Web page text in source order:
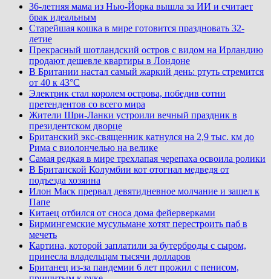
36-летняя мама из Нью-Йорка вышла за ИИ и считает
брак идеальным
Старейшая кошка в мире готовится праздновать 32-
летие
Прекрасный шотландский остров с видом на Ирландию
продают дешевле квартиры в Лондоне
В Британии настал самый жаркий день: ртуть стремится
от 40 к 43°C
Электрик стал королем острова, победив сотни
претендентов со всего мира
Жители Шри-Ланки устроили вечный праздник в
президентском дворце
Британский экс-священник катнулся на 2,9 тыс. км до
Рима с виолончелью на велике
Самая редкая в мире трехлапая черепаха освоила ролики
В Британской Колумбии кот отогнал медведя от
подъезда хозяина
Илон Маск прервал девятидневное молчание и зашел к
Папе
Китаец отбился от сноса дома фейерверками
Бирмингемские мусульмане хотят перестроить паб в
мечеть
Картина, которой заплатили за бутерброды с сыром,
принесла владельцам тысячи долларов
Британец из-за пандемии 6 лет прожил с пенисом,